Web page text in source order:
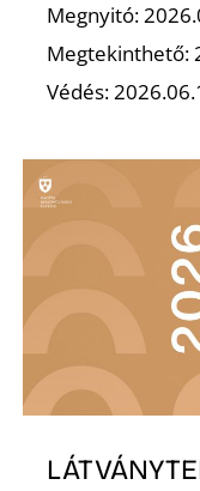
Megnyitó:
Megtekinthető:
Védés: